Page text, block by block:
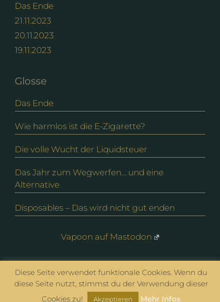
Das Ende
21.11.2023
20.11.2023
19.11.2023
Glosse
Das Ende
Wie harmlos ist die E-Zigarette?
Die volle Wucht der Liquidsteuer
Das Jahr zum Wegwerfen… und eine
Alternative
Disposables – Das wird nicht gut enden
Vapoon auf Mastodon
© vapoon seit 2016 |Datenschutz|Impressum
Diese Seite verwendet funktionale Cookies. Wenn du
diese Seite nutzt, stimmst du der Verwendung dieser
Cookies zu!
Akzeptieren Mehr Infos